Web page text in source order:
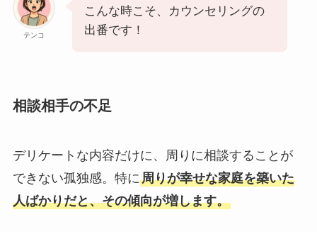
テンコ
こんな時こそ、カウンセリングの
出番です！
相談相手の不足
デリケートな内容だけに、周りに相談することが
できない孤独感。特に周りが幸せな家庭を築いた
人ばかりだと、その傾向が増します。